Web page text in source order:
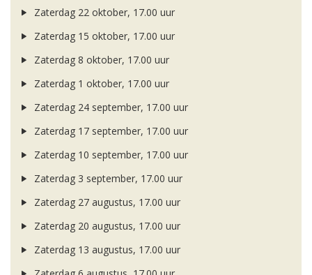
Zaterdag 22 oktober, 17.00 uur
Zaterdag 15 oktober, 17.00 uur
Zaterdag 8 oktober, 17.00 uur
Zaterdag 1 oktober, 17.00 uur
Zaterdag 24 september, 17.00 uur
Zaterdag 17 september, 17.00 uur
Zaterdag 10 september, 17.00 uur
Zaterdag 3 september, 17.00 uur
Zaterdag 27 augustus, 17.00 uur
Zaterdag 20 augustus, 17.00 uur
Zaterdag 13 augustus, 17.00 uur